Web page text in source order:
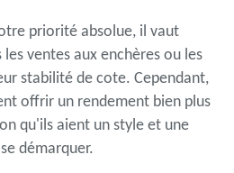
priorité absolue, il vaut
ventes aux enchères ou les
stabilité de cote. Cependant,
offrir un rendement bien plus
qu'ils aient un style et une
démarquer.